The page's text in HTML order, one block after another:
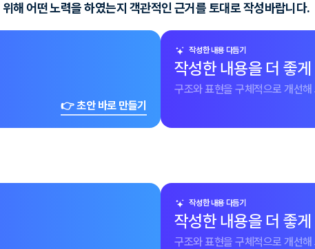
해 어떤 노력을 하였는지 객관적인 근거를 토대로 작성바랍니다.
👉 초안 바로 만들기
작성한 내용 다듬기
작성한 내용을 더 좋
구조와 표현을 구체적으로 개선해
작성한 내용 다듬기
작성한 내용을 더 좋
구조와 표현을 구체적으로 개선해